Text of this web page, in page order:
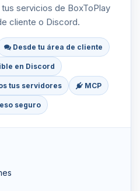
servicios de BoxToPlay
cliente o Discord.
Desde tu área de cliente
en Discord
tus servidores MCP
seguro